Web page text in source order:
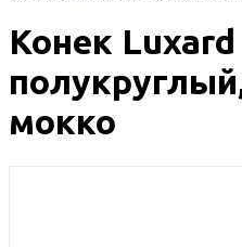
Конек Luxard
мокко